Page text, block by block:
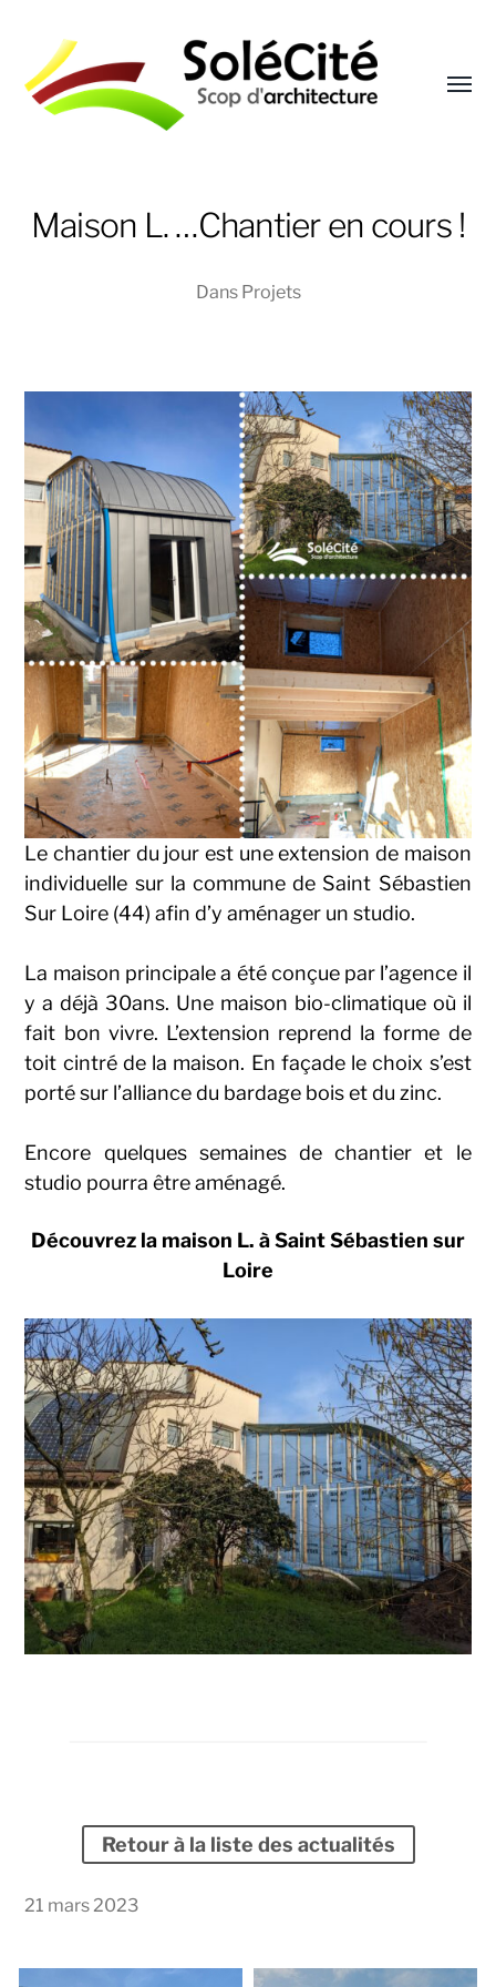
Maison L. …Chantier en cours !
Dans Projets
Le chantier du jour est une extension de maison
individuelle sur la commune de Saint Sébastien
Sur Loire (44) afin d’y aménager un studio.
La maison principale a été conçue par l’agence il
y a déjà 30ans. Une maison bio-climatique où il
fait bon vivre. L’extension reprend la forme de
toit cintré de la maison. En façade le choix s’est
porté sur l’alliance du bardage bois et du zinc.
Encore quelques semaines de chantier et le
studio pourra être aménagé.
Découvrez la maison L. à Saint Sébastien sur
Loire
Retour à la liste des actualités
21 mars 2023